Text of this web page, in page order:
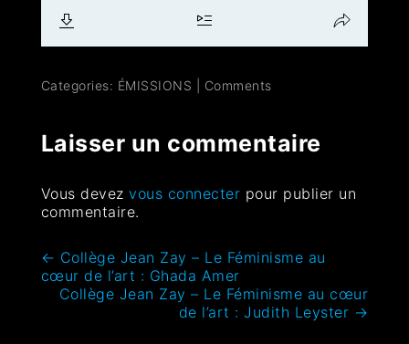
Categories: ÉMISSIONS Comments
Laisser un commentaire
Vous devezvous connecter pour publier un
commentaire.
← Collège Jean Zay – Le Féminisme au
cœur de l’art : Ghada Amer
Collège Jean Zay – Le Féminisme au cœur
de l’art : Judith Leyster →